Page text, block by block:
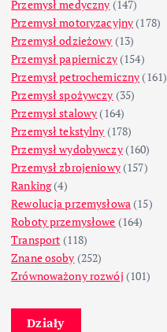
Przemysł medyczny (147)
Przemysł motoryzacyjny (178)
Przemysł odzieżowy (13)
Przemysł papierniczy(154)
Przemysł petrochemiczny (161)
Przemysł spożywczy (35)
Przemysł stalowy (164)
Przemysł tekstylny (178)
Przemysł wydobywczy(160)
Przemysł zbrojeniowy(157)
Ranking(4)
Rewolucja przemysłowa (15)
Roboty przemysłowe (164)
Transport (118)
Znane osoby (252)
Zrównoważony rozwój (101)
Działy